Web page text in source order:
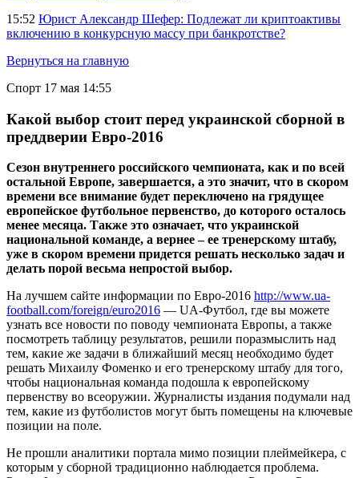
15:52 Юрист Александр Шефер: Подлежат ли криптоактивы
включению в конкурсную массу при банкротстве?
Вернуться на главную
Спорт 17 мая 14:55
Какой выбор стоит перед украинской сборной в
преддверии Евро-2016
Сезон внутреннего российского чемпионата, как и по всей
остальной Европе, завершается, а это значит, что в скором
времени все внимание будет переключено на грядущее
европейское футбольное первенство, до которого осталось
менее месяца. Также это означает, что украинской
национальной команде, а вернее – ее тренерскому штабу,
уже в скором времени придется решать несколько задач и
делать порой весьма непростой выбор.
На лучшем сайте информации по Евро-2016 http://www.ua-
football.com/foreign/euro2016 — UA-Футбол, где вы можете
узнать все новости по поводу чемпионата Европы, а также
посмотреть таблицу результатов, решили поразмыслить над
тем, какие же задачи в ближайший месяц необходимо будет
решать Михаилу Фоменко и его тренерскому штабу для того,
чтобы национальная команда подошла к европейскому
первенству во всеоружии. Журналисты издания подумали над
тем, какие из футболистов могут быть помещены на ключевые
позиции на поле.
Не прошли аналитики портала мимо позиции плеймейкера, с
которым у сборной традиционно наблюдается проблема.